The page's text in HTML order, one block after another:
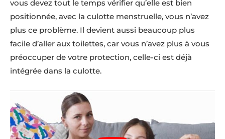
vous devez tout le temps vérifier qu’elle est bien
positionnée, avec la culotte menstruelle, vous n’avez
plus ce problème. Il devient aussi beaucoup plus
facile d’aller aux toilettes, car vous n’avez plus à vous
préoccuper de votre protection, celle-ci est déjà
intégrée dans la culotte.